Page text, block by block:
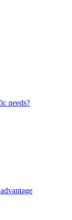
needs?
advantage